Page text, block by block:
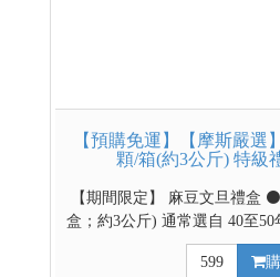
【預購免運】【摩斯嚴選
顆/箱(約3公斤) 特級
【期間限定】 麻豆文旦禮盒
盒；約3公斤) 通常選自 40至
形緊實沉重、外觀精緻，甜度
肉質細緻、多汁且風味濃郁。
599